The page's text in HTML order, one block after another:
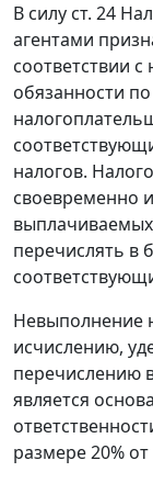
В силу ст. 24
агентами
соответствии
обязанности
налогов.
своевременно
перечислять
Невыполнение
исчислению,
перечислению
является
размере 20%